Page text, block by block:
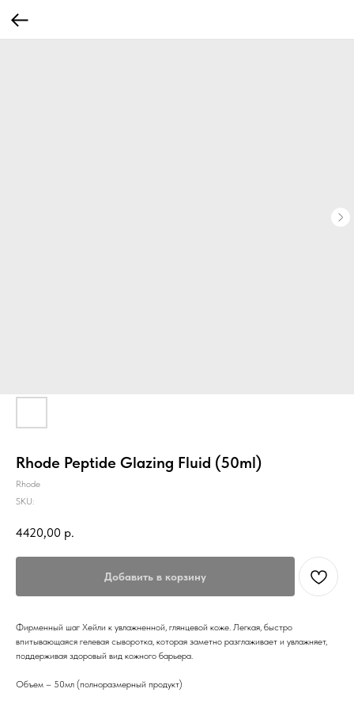
Rhode Peptide Glazing Fluid (50ml)
Rhode
SKU:
4420,00 р.
Добавить в корзину
Фирменный шаг Хейли к увлажненной, глянцевой коже. Легкая, быстро
впитывающаяся гелевая сыворотка, которая заметно разглаживает и увлажняет,
поддерживая здоровый вид кожного барьера.
Объем – 50мл (полноразмерный продукт)